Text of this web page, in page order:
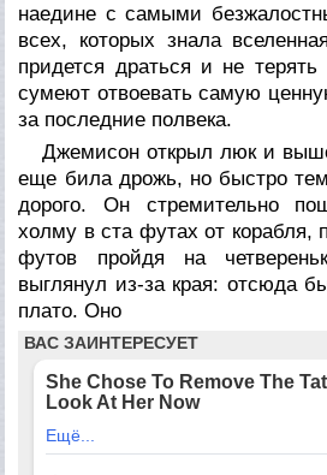
наедине с самыми
всех, которых знала
придется драться и не
сумеют отвоевать самую
за последние полвека.
Джемисон открыл люк и
еще била дрожь, но быстро
дорого. Он стремительно
холму в ста футах от корабля,
футов пройдя на
выглянул из-за края: отсюда
плато. Оно